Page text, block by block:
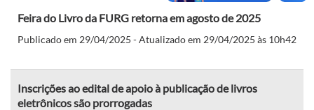
Feira do Livro da FURG retorna em agosto de 2025
Publicado em 29/04/2025 - Atualizado em 29/04/2025 às 10h42
Inscrições ao edital de apoio à publicação de livros
eletrônicos são prorrogadas